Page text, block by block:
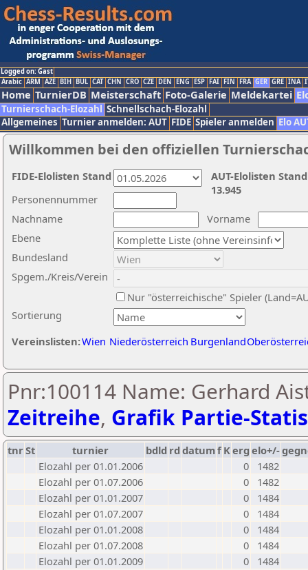
Logged on: Gast
Arabic ARM AZE BIH BUL CAT CHN CRO CZE DEN ENG ESP FAI FIN FRA GER GRE INA
Home TurnierDB Meisterschaft Foto-Galerie Meldekartei
Turnierschach-Elozahl Schnellschach-Elozahl
Allgemeines Turnier anmelden: AUT FIDE Spieler anmelden Elo
Willkommen bei den offiziellen
Nachname
Vorname
Ebene
Sortierung
Personennummer
Bundesland
Spgem./Kreis/Verein
Nur "österreichische" Spieler
Vereinslisten:Wien Niederösterreich Burgenland
AUT-Elolisten
13.945
FIDE-Elolisten Stand
Pnr:100114 Name: Gerhard
Zeitreihe, Grafik Partie-
tnrSt turnier bdld rd datumf Kerg elo+/-
Elozahl per 01.01.2006
0
1482
Elozahl per 01.07.2006
0
1482
Elozahl per 01.01.2007
0
1484
Elozahl per 01.07.2007
0
1484
Elozahl per 01.01.2008
0
1484
Elozahl per 01.07.2008
0
1484
Elozahl per 01.01.2009
0
1484